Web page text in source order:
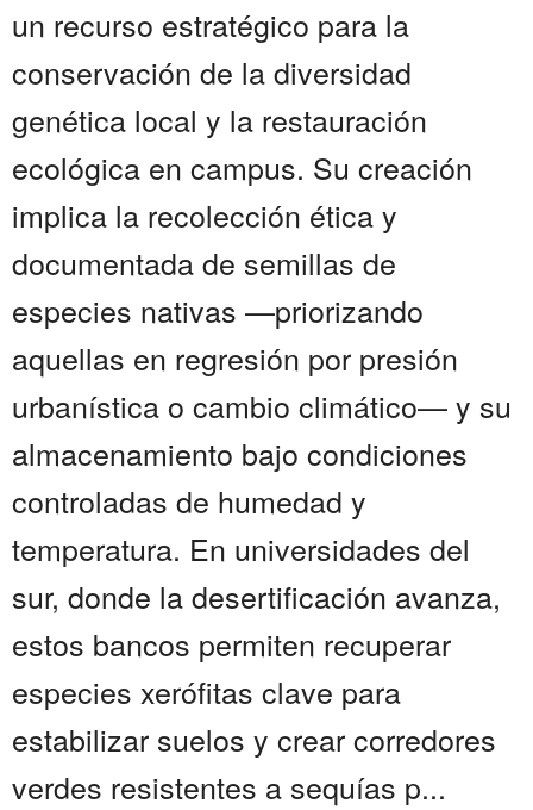
un recurso estratégico para la
conservación de la diversidad
genética local y la restauración
ecológica en campus. Su creación
implica la recolección ética y
documentada de semillas de
especies nativas —priorizando
aquellas en regresión por presión
urbanística o cambio climático— y su
almacenamiento bajo condiciones
controladas de humedad y
temperatura. En universidades del
sur, donde la desertificación avanza,
estos bancos permiten recuperar
especies xerófitas clave para
estabilizar suelos y crear corredores
verdes resistentes a sequías p...